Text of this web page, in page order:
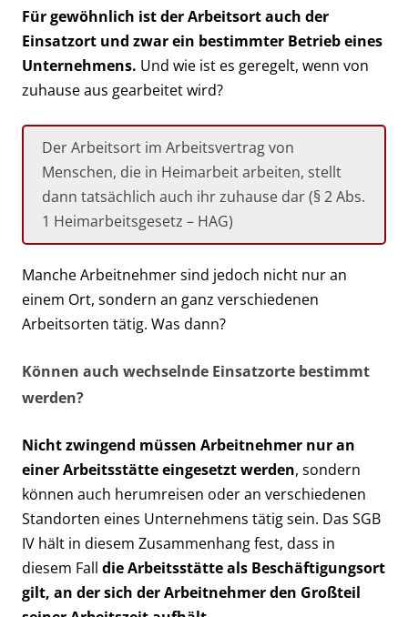
Für gewöhnlich ist der Arbeitsort auch der
Einsatzort und zwar ein bestimmter Betrieb eines
Unternehmens. Und wie ist es geregelt, wenn von
zuhause aus gearbeitet wird?
Der Arbeitsort im Arbeitsvertrag von
Menschen, die in Heimarbeit arbeiten, stellt
dann tatsächlich auch ihr zuhause dar (§ 2 Abs.
1 Heimarbeitsgesetz – HAG)
Manche Arbeitnehmer sind jedoch nicht nur an
einem Ort, sondern an ganz verschiedenen
Arbeitsorten tätig. Was dann?
Können auch wechselnde Einsatzorte bestimmt
werden?
Nicht zwingend müssen Arbeitnehmer nur an
einer Arbeitsstätte eingesetzt werden, sondern
können auch herumreisen oder an verschiedenen
Standorten eines Unternehmens tätig sein. Das SGB
IV hält in diesem Zusammenhang fest, dass in
diesem Fall die Arbeitsstätte als Beschäftigungsort
gilt, an der sich der Arbeitnehmer den Großteil